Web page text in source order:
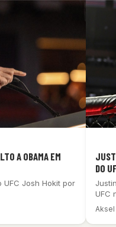
A OBAMA EM
Josh Hokit por
DO
UFC